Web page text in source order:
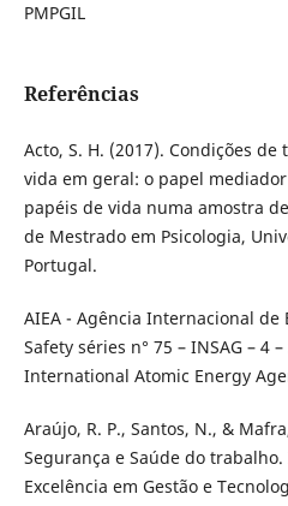
PMPGIL
Referências
Acto, S. H. (2017). Condições
vida em geral: o papel
papéis de vida numa amostra
de Mestrado em Psicologia,
Portugal.
AIEA - Agência Internacional de
Safety séries n° 75 – INSAG – 4
International Atomic Energy
Araújo, R. P., Santos, N., &
Segurança e Saúde do trabalho.
Excelência em Gestão e